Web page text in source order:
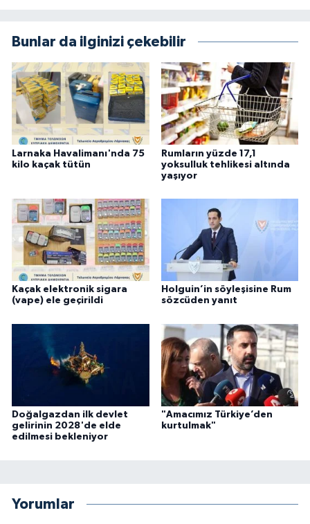
Bunlar da ilginizi çekebilir
Larnaka Havalimanı'nda 75
kilo kaçak tütün
Rumların yüzde 17,1
yoksulluk tehlikesi altında
yaşıyor
Kaçak elektronik sigara
(vape) ele geçirildi
Holguin’in söyleşisine Rum
sözcüden yanıt
Doğalgazdan ilk devlet
gelirinin 2028'de elde
edilmesi bekleniyor
"Amacımız Türkiye’den
kurtulmak"
Yorumlar